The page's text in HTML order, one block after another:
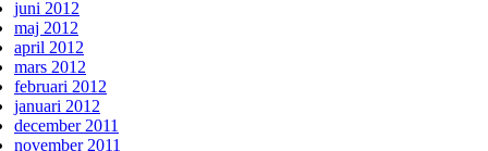
juni 2012
maj 2012
april 2012
mars 2012
februari 2012
januari 2012
december 2011
november 2011